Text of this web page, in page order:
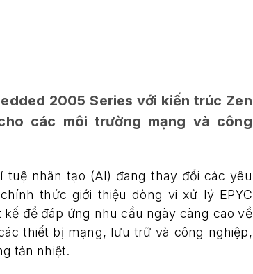
2005 Series với kiến trúc Zen
các môi trường mạng và công
nhân tạo (AI) đang thay đổi các yêu
thức giới thiệu dòng vi xử lý EPYC
để đáp ứng nhu cầu ngày càng cao về
thiết bị mạng, lưu trữ và công nghiệp,
tản nhiệt.